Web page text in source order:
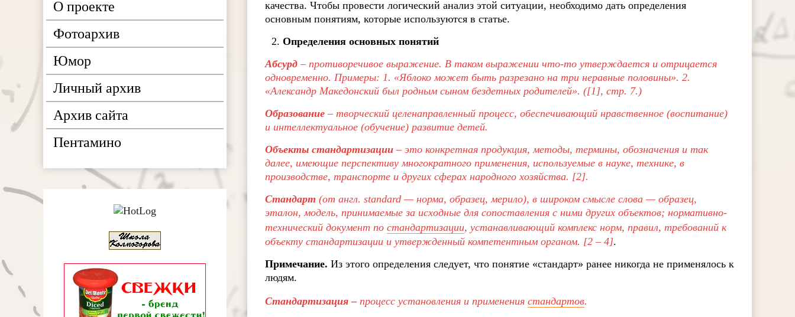
качества. Чтобы провести логический анализ этой ситуации, необходимо дать определения
основным понятиям, которые используются в статье.
Определения основных понятий
Абсурд – противоречивое выражение. В таком выражении что-то утверждается и отрицается
одновременно. Примеры: 1. «Яблоко может быть разрезано на три неравные половины». 2.
«Александр Македонский был родным сыном бездетных родителей». ([1], стр. 7.)
Образование – творческий целенаправленный процесс, обеспечивающий нравственное (воспитание)
и интеллектуальное (обучение) развитие детей.
Объекты стандартизации – это конкретная продукция, методы, термины, обозначения и так
далее, имеющие перспективу многократного применения, используемые в науке, технике, в
производстве, транспорте и других сферах народного хозяйства. [2].
Стандарт (от англ. standard — норма, образец, мерило), в широком смысле слова — образец,
эталон, модель, принимаемые за исходные для сопоставления с ними других объектов; нормативно-
технический документ постандартизации, устанавливающий комплекс норм, правил, требований к
объекту стандартизации и утвержденный компетентным органом. [2 – 4].
Примечание.Из этого определения следует, что понятие «стандарт» ранее никогда не применялось к
людям.
Стандартизация –процесс установления и применениястандартов.
О проекте
Фотоархив
Юмор
Личный архив
Архив сайта
Пентамино